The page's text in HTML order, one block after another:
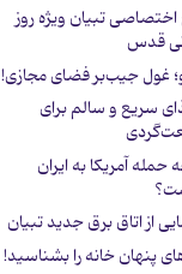
تبیان ویژه روز
قدس
غول جیب‌بر فضای مجازی!
سریع و سالم برای
حمله آمریکا به ایران
از اتاق برق جدید تبیان
پنهان خانه را بشناسید!